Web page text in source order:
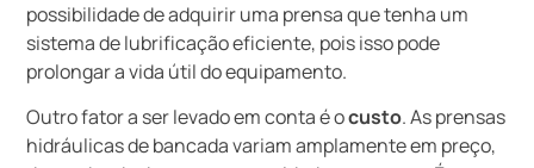
possibilidade de adquirir uma prensa que tenha um
sistema de lubrificação eficiente, pois isso pode
prolongar a vida útil do equipamento.
Outro fator a ser levado em conta é ocusto. As prensas
hidráulicas de bancada variam amplamente em preço,